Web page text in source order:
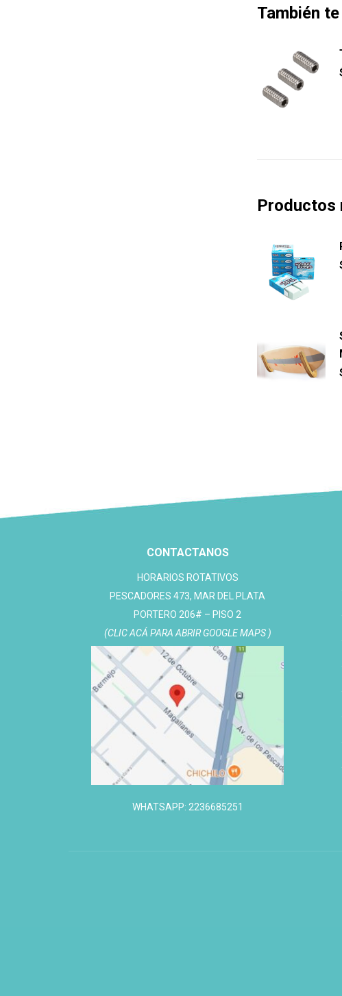
También
Productos
CONTACTANOS
HORARIOS ROTATIVOS
PESCADORES 473, MAR DEL PLATA
PORTERO 206# – PISO 2
(CLIC ACÁ PARA ABRIR GOOGLE MAPS )
WHATSAPP: 2236685251